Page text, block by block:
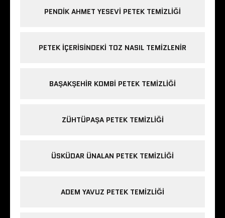
PENDIK AHMET YESEVI PETEK TEMIZLIĞI
PETEK IÇERISINDEKI TOZ NASIL TEMIZLENIR
BAŞAKŞEHIR KOMBI PETEK TEMIZLIĞI
ZÜHTÜPAŞA PETEK TEMIZLIĞI
ÜSKÜDAR ÜNALAN PETEK TEMIZLIĞI
ADEM YAVUZ PETEK TEMIZLIĞI